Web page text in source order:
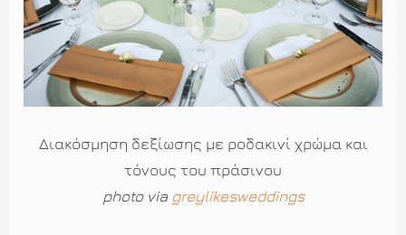
Διακόσμηση δεξίωσης με ροδακινί χρώμα και
τόνους του πράσινου
photo via greylikesweddings